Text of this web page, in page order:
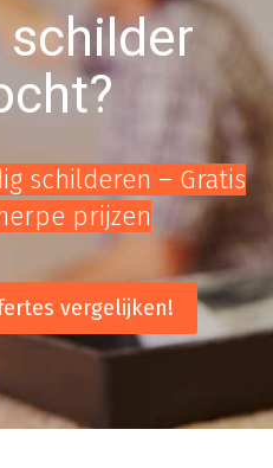
schilder
schilderen – Gratis
prijzen
vergelijken!